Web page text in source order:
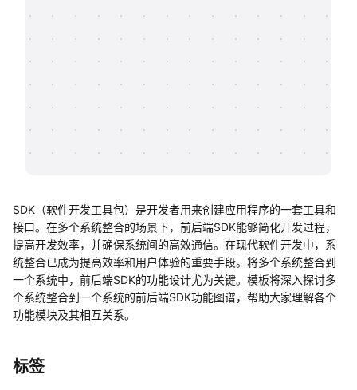
帮助中心
SDK（软件开发工具包）是开发者用来创建应用程序的一套工具和
接口。在多个系统整合的场景下，前后端SDK能够简化开发过程，
提高开发效率，并确保系统间的高效通信。在现代软件开发中，系
统整合已成为提高效率和用户体验的重要手段。将多个系统整合到
一个系统中，前后端SDK的功能设计尤为关键。模板将深入探讨多
个系统整合到一个系统的前后端SDK功能图谱，帮助大家理解各个
功能模块及其相互关系。
标签